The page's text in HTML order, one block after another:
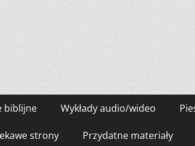
biblijne Wykłady audio/wideo
strony Przydatne materiały